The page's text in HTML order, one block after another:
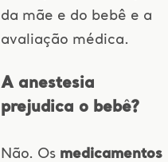
da mãe e do bebê e a
avaliação médica.
A anestesia
prejudica o bebê?
Não. Os medicamentos